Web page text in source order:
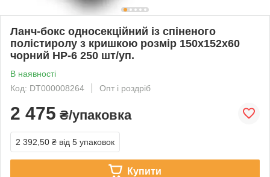
Ланч-бокс односекційний із спіненого
полістиролу з кришкою розмір 150х152х60
чорний HP-6 250 шт/уп.
В наявності
Код: DT000008264
Опт і роздріб
2 475 ₴/упаковка
2 392,50 ₴ від 5 упаковок
Купити